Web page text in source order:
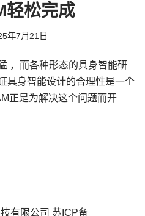
轻松完成
年7月21日
，而各种形态的具身智能研
具身智能设计的合理性是一个
正是为解决这个问题而开
有限公司 苏ICP备